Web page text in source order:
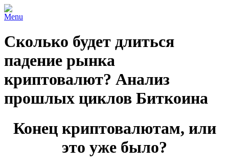
Menu
Сколько будет длиться
падение рынка
криптовалют? Анализ
прошлых циклов Биткоина
Конец криптовалютам, или
это уже было?